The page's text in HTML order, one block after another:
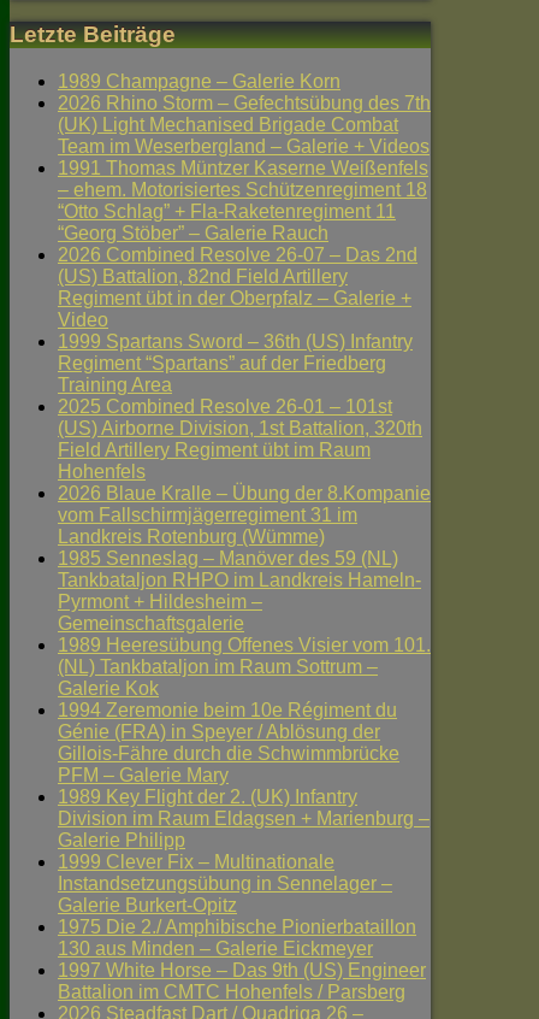
Letzte Beiträge
1989 Champagne – Galerie Korn
2026 Rhino Storm – Gefechtsübung des 7th
(UK) Light Mechanised Brigade Combat
Team im Weserbergland – Galerie + Videos
1991 Thomas Müntzer Kaserne Weißenfels
– ehem. Motorisiertes Schützenregiment 18
“Otto Schlag” + Fla-Raketenregiment 11
“Georg Stöber” – Galerie Rauch
2026 Combined Resolve 26-07 – Das 2nd
(US) Battalion, 82nd Field Artillery
Regiment übt in der Oberpfalz – Galerie +
Video
1999 Spartans Sword – 36th (US) Infantry
Regiment “Spartans” auf der Friedberg
Training Area
2025 Combined Resolve 26-01 – 101st
(US) Airborne Division, 1st Battalion, 320th
Field Artillery Regiment übt im Raum
Hohenfels
2026 Blaue Kralle – Übung der 8.Kompanie
vom Fallschirmjägerregiment 31 im
Landkreis Rotenburg (Wümme)
1985 Senneslag – Manöver des 59 (NL)
Tankbataljon RHPO im Landkreis Hameln-
Pyrmont + Hildesheim –
Gemeinschaftsgalerie
1989 Heeresübung Offenes Visier vom 101.
(NL) Tankbataljon im Raum Sottrum –
Galerie Kok
1994 Zeremonie beim 10e Régiment du
Génie (FRA) in Speyer / Ablösung der
Gillois-Fähre durch die Schwimmbrücke
PFM – Galerie Mary
1989 Key Flight der 2. (UK) Infantry
Division im Raum Eldagsen + Marienburg –
Galerie Philipp
1999 Clever Fix – Multinationale
Instandsetzungsübung in Sennelager –
Galerie Burkert-Opitz
1975 Die 2./ Amphibische Pionierbataillon
130 aus Minden – Galerie Eickmeyer
1997 White Horse – Das 9th (US) Engineer
Battalion im CMTC Hohenfels / Parsberg
2026 Steadfast Dart / Quadriga 26 –